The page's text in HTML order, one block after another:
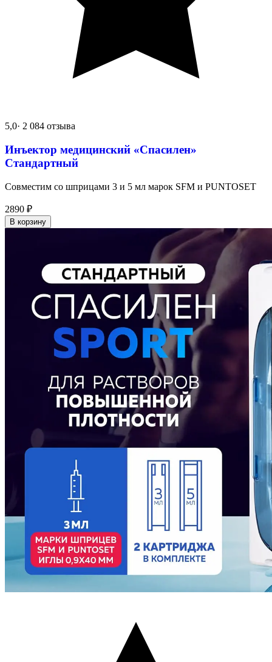
5,0· 2 084 отзыва
Инъектор медицинский «Спасилен»
Стандартный
Совместим со шприцами 3 и 5 мл марок SFM и PUNTOSET
2890 ₽
В корзину